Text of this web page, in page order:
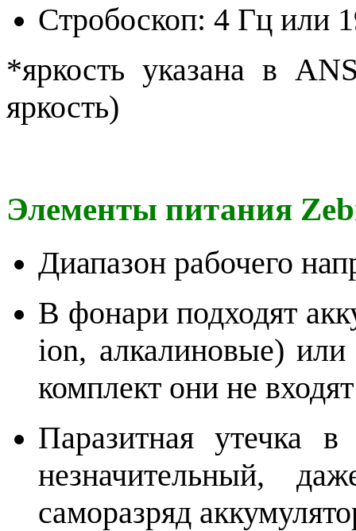
Стробоскоп: 4 Гц или
*яркость указана в
яркость)
Элементы питания
Диапазон рабочего
В фонари подходят
ion, алкалиновые)
комплект они не входят
Паразитная утечка
незначительный,
саморазряд